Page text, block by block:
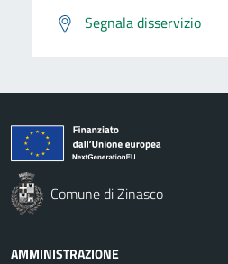
Segnala disservizio
Comune di Zinasco
AMMINISTRAZIONE